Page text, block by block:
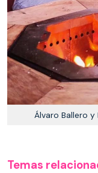
Álvaro Ballero
Temas